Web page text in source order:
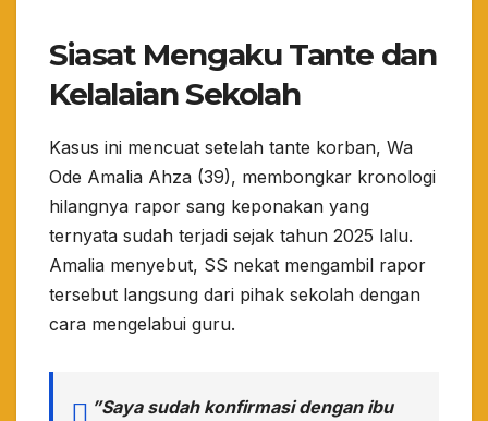
​Siasat Mengaku Tante dan
Kelalaian Sekolah
​Kasus ini mencuat setelah tante korban, Wa
Ode Amalia Ahza (39), membongkar kronologi
hilangnya rapor sang keponakan yang
ternyata sudah terjadi sejak tahun 2025 lalu.
Amalia menyebut, SS nekat mengambil rapor
tersebut langsung dari pihak sekolah dengan
cara mengelabui guru.
​”Saya sudah konfirmasi dengan ibu